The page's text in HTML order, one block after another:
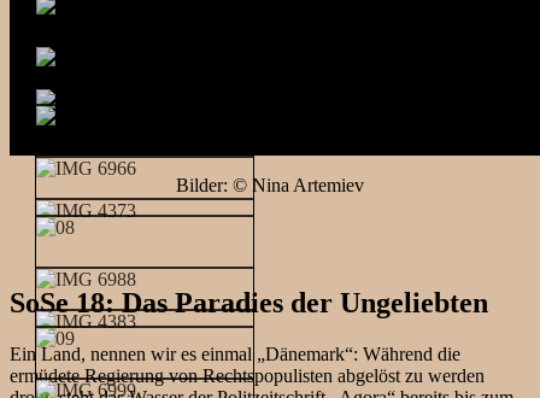
Bilder: © Nina Artemiev
SoSe 18: Das Paradies der Ungeliebten
Ein Land, nennen wir es einmal „Dänemark“: Während die
ermüdete Regierung von Rechtspopulisten abgelöst zu werden